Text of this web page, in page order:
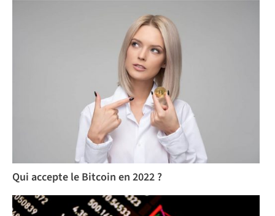
Qui accepte le Bitcoin en 2022 ?